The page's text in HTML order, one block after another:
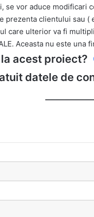
se vor aduce modificari
prezenta clientului sau (
care ulterior va fi
Aceasta nu este una
acest proiect?
datele de